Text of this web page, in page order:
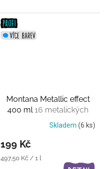
Montana Metallic effect
400 ml16 metalických
barevSkladem (6 ks)
199 Kč
Měrná
497,50 Kč / 1 l